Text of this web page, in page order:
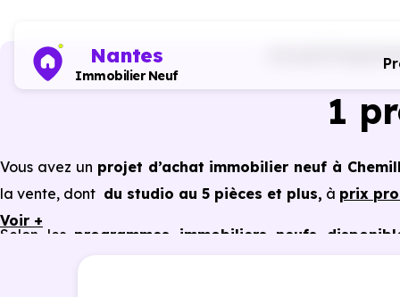
Nantes
Immobilier Neuf
1
Vous avez un projet d’achat immobilier neuf à
la vente, dont du studio au 5 pièces et plus, à prix
Selon les programmes immobiliers neufs
Voir +